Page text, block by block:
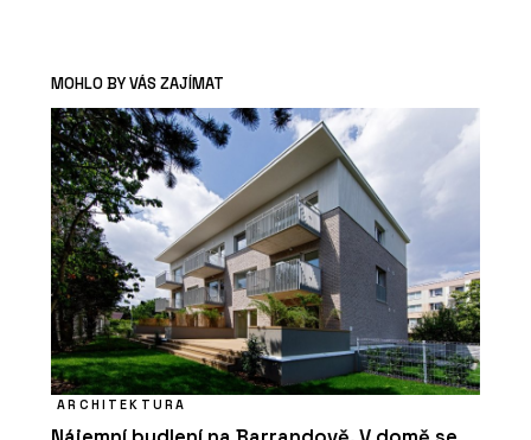
MOHLO BY VÁS ZAJÍMAT
ARCHITEKTURA